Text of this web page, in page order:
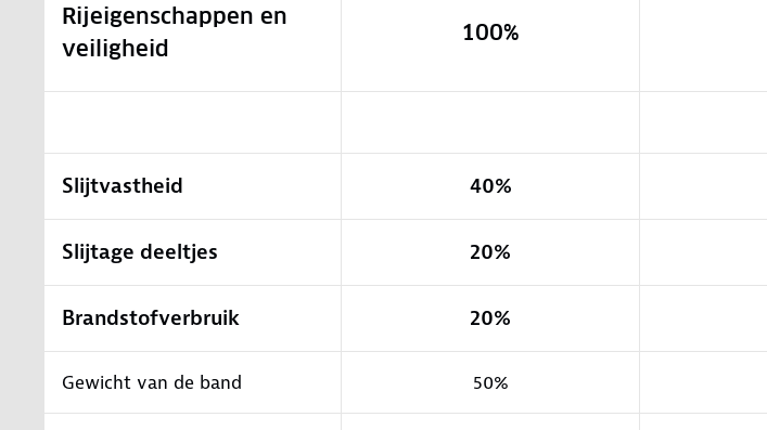
Rijeigenschappen en
veiligheid
100%
Slijtvastheid 40%
Slijtage deeltjes 20%
Brandstofverbruik 20%
Gewicht van de band 50%